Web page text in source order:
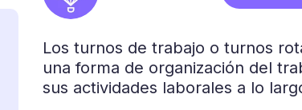
Los turnos de trabajo o turnos
una forma de organización del
sus actividades laborales a lo